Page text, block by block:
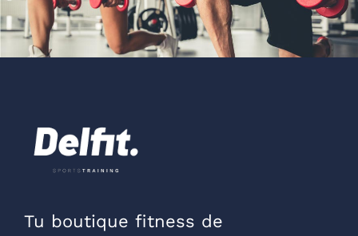
Tu boutique fitness de